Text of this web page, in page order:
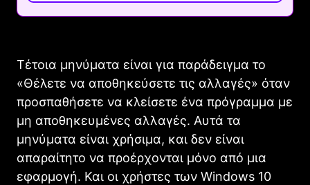
Τέτοια μηνύματα είναι για παράδειγμα το
«Θέλετε να αποθηκεύσετε τις αλλαγές» όταν
προσπαθήσετε να κλείσετε ένα πρόγραμμα με
μη αποθηκευμένες αλλαγές. Αυτά τα
μηνύματα είναι χρήσιμα, και δεν είναι
απαραίτητο να προέρχονται μόνο από μια
εφαρμογή. Και οι χρήστες των Windows 10